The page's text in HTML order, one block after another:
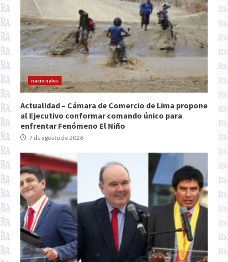
nacionales
Actualidad – Cámara de Comercio de Lima propone
al Ejecutivo conformar comando único para
enfrentar Fenómeno El Niño
7 de agosto de 2026